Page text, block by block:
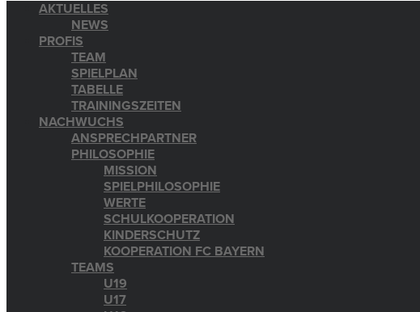
AKTUELLES
NEWS
PROFIS
TEAM
SPIELPLAN
TABELLE
TRAININGSZEITEN
NACHWUCHS
ANSPRECHPARTNER
PHILOSOPHIE
MISSION
SPIELPHILOSOPHIE
WERTE
SCHULKOOPERATION
KINDERSCHUTZ
KOOPERATION FC BAYERN
TEAMS
U19
U17